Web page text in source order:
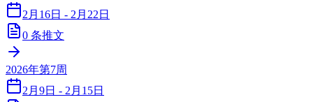
2月16日 - 2月22日
0 条推文
2026年第7周
2月9日 - 2月15日